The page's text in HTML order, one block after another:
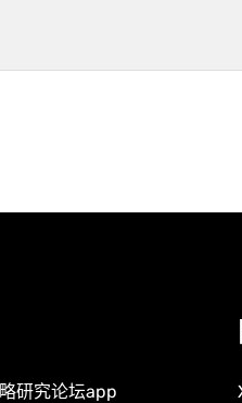
研究论坛app